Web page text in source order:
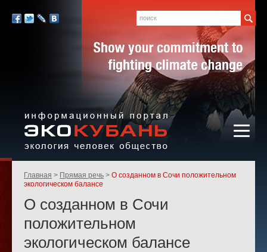
«ЭКО-КУБАНЬ»
человек,
общество
Родительские
страницы:
Главная Прямая речь
О созданном в Сочи положительном
экологическом балансе
О созданном в Сочи
положительном
экологическом балансе
Мы
Поиск